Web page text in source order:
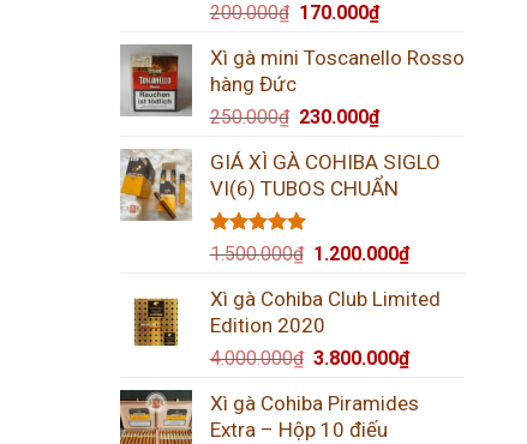
200.000₫ 170.000₫
Xì gà mini Toscanello Rosso
hàng Đức
250.000₫ 230.000₫
GIÁ XÌ GÀ COHIBA SIGLO
VI(6) TUBOS CHUẨN
Được xếp
5 sao
1.500.000₫ 1.200.000₫
Xì gà Cohiba Club Limited
Edition 2020
4.000.000₫ 3.800.000₫
Xì gà Cohiba Piramides
Extra – Hộp 10 điếu